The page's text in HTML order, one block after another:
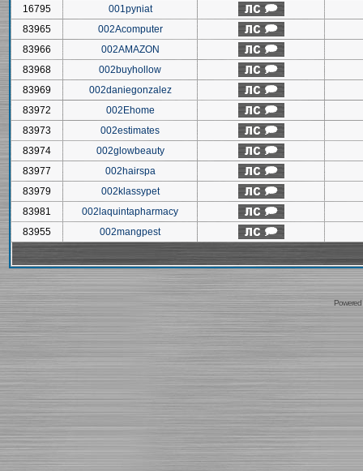
16795
001pyniat
83965
002Acomputer
83966
002AMAZON
83968
002buyhollow
83969
002daniegonzalez
83972
002Ehome
83973
002estimates
83974
002glowbeauty
83977
002hairspa
83979
002klassypet
83981
002laquintapharmacy
83955
002mangpest